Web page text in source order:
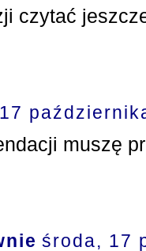
czytać
muszę
środa, 17